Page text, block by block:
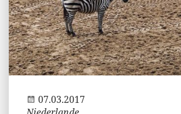
Andi
07.03.2017